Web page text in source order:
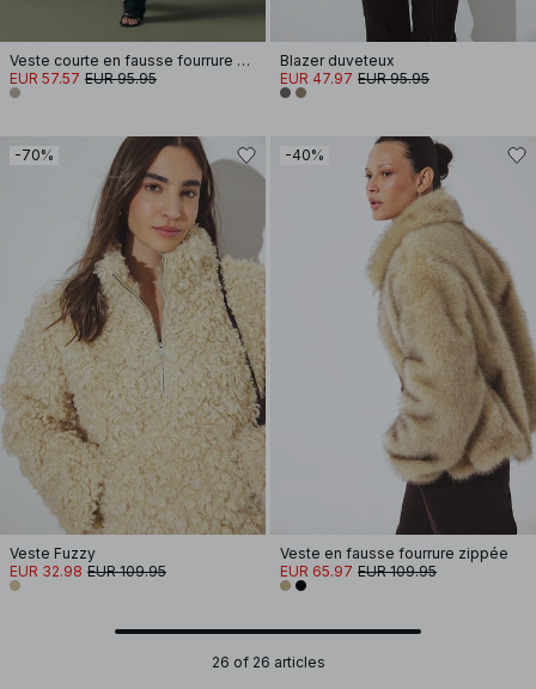
Veste courte en fausse fourrure à imprimé léopard
EUR 57.57 EUR 95.95
Blazer duveteux
EUR 47.97 EUR 95.95
-70%
Veste Fuzzy
EUR 32.98 EUR 109.95
-40%
Veste en fausse fourrure zippée
EUR 65.97 EUR 109.95
26 of 26 articles